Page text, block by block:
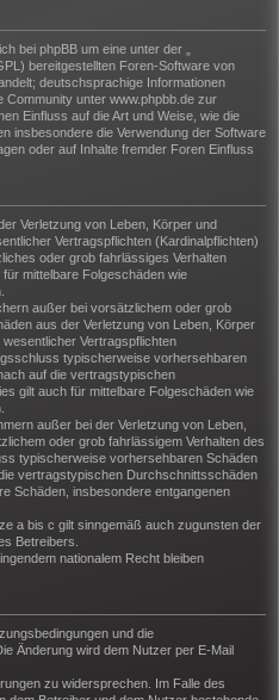
bei phpBB um eine unter der „
bereitgestellten Foren-Software von
deutschsprachige Informationen
unter www.phpbb.de zur
Einfluss auf die Art und Weise, wie die
insbesondere die Verwendung der Software
oder auf Inhalte fremder Foren Einfluss
Verletzung von Leben, Körper und
Vertragspflichten (Kardinalpflichten)
oder grob fahrlässiges Verhalten
mittelbare Folgeschäden wie
außer bei vorsätzlichem oder grob
aus der Verletzung von Leben, Körper
Vertragspflichten
typischerweise vorhersehbaren
auf die vertragstypischen
gilt auch für mittelbare Folgeschäden wie
außer bei der Verletzung von Leben,
oder grob fahrlässigem Verhalten des
typischerweise vorhersehbaren Schäden
vertragstypischen Durchschnittsschäden
Schäden, insbesondere entgangenen
a bis c gilt sinngemäß auch zugunsten der
Betreibers.
nationalem Recht bleiben
und die
Änderung wird dem Nutzer per E-Mail
zu widersprechen. Im Falle des